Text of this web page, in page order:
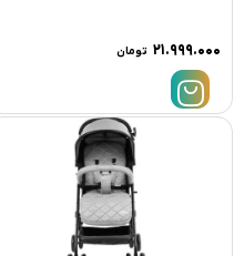
۲۱.۹۹۹.۰۰۰ تومان